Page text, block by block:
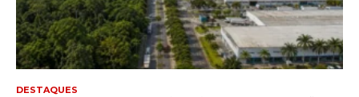
DESTAQUES